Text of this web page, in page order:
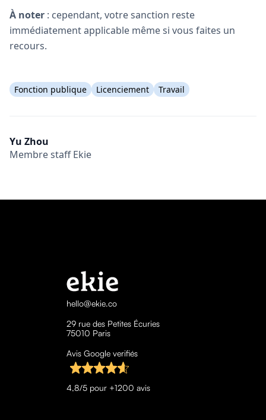
À noter : cependant, votre sanction reste
immédiatement applicable même si vous faites un
recours.
Fonction publique Licenciement Travail
Yu Zhou
Membre staff Ekie
hello@ekie.co
29 rue des Petites Écuries
75010 Paris
Avis Google verifiés
4,8/5 pour +1200 avis